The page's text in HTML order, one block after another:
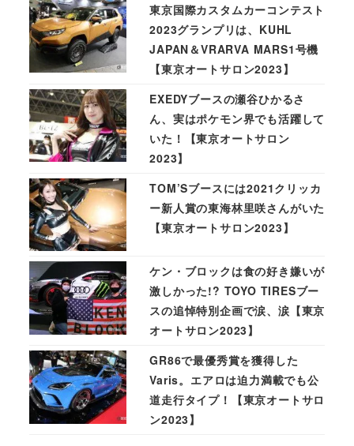
東京国際カスタムカーコンテスト
2023グランプリは、KUHL
JAPAN＆VRARVA MARS1号機
【東京オートサロン2023】
EXEDYブースの瀬谷ひかるさ
ん、実はポケモン界でも活躍して
いた！【東京オートサロン
2023】
TOM’Sブースには2021クリッカ
ー新人賞の東海林里咲さんがいた
【東京オートサロン2023】
ケン・ブロックは食の好き嫌いが
激しかった!? TOYO TIRESブー
スの追悼特別企画で涙、涙【東京
オートサロン2023】
GR86で最優秀賞を獲得した
Varis。エアロは迫力満載でも公
道走行タイプ！【東京オートサロ
ン2023】